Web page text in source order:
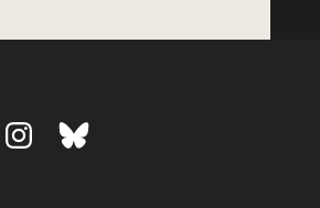
InstagramBluesky